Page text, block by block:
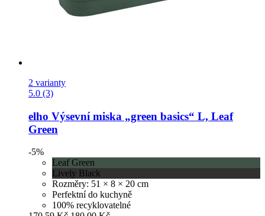
2 varianty
5.0 (3)
elho Výsevní miska „green basics“ L, Leaf
Green
-5%
Leaf Green
Lively Black
Rozměry: 51 × 8 × 20 cm
Perfektní do kuchyně
100% recyklovatelné